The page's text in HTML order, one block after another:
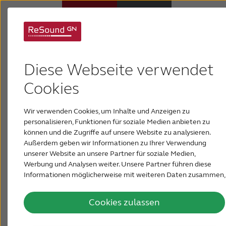
Diese Webseite verwendet
Cookies
Wir verwenden Cookies, um Inhalte und Anzeigen zu
personalisieren, Funktionen für soziale Medien anbieten zu
können und die Zugriffe auf unsere Website zu analysieren.
Außerdem geben wir Informationen zu Ihrer Verwendung
unserer Website an unsere Partner für soziale Medien,
Werbung und Analysen weiter. Unsere Partner führen diese
Informationen möglicherweise mit weiteren Daten zusammen,
Nutzung der Dienste gesammelt haben.
Cookies zulassen
Hörverlust
Über ReSound
Support & Unterstützung
FÜR AKUSTIKER
BLOG
Schallempfindungs-
schwerhörigkeit?
Schallempfindungsschwerhörigkeit wird durch
Störungen im Innenohr oder am Hörnerv
verursacht. Dieser Nerv ist dafür verantwortlich,
dass Schall vom Innenohr zum Gehirn gelangt.
Regel ein schleichender Prozess. Daher kommt es
vor, dass Betroffene dieser Art von Hörverlust ihre